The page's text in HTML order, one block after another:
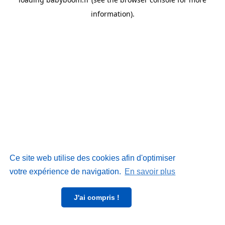
Ce site web utilise des cookies afin d'optimiser
votre expérience de navigation. En savoir plus
J'ai compris !
information).